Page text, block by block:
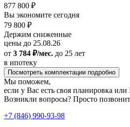
877 800 ₽
Вы экономите сегодня
79 800 ₽
Держим сниженные
цены до 25.08.26
от 3 784 ₽/мес. до 25 лет
в ипотеку
Посмотреть комплектации подробно
Мы поможем,
если у Вас есть своя планировка
Возникли вопросы? Просто
+7 (846) 990-93-98